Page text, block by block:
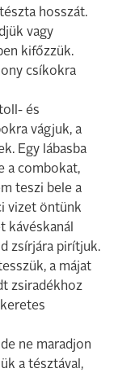
hosszát.
vagy
kifőzzük.
csíkokra
és
vágjuk, a
Egy lábasba
a combokat,
teszi bele a
vizet öntünk
kávéskanál
zsírjára pirítjuk.
a májat
zsiradékhoz
ne maradjon
a tésztával,